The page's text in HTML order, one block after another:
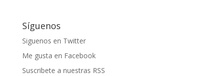
Síguenos
Siguenos en Twitter
Me gusta en Facebook
Suscribete a nuestras RSS